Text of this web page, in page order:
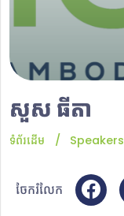
សួ​ស​ ធីតា​
ទំព័រដើម Speakers
ចែករំលែក